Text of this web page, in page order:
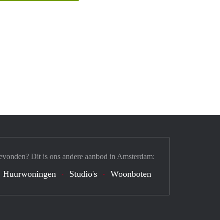
Dit is ons andere aanbod in Amsterdam:
Huurwoningen Studio's Woonboten